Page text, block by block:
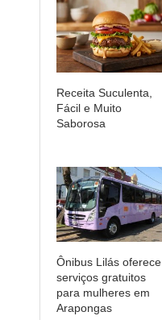
Receita Suculenta,
Fácil e Muito
Saborosa
Ônibus Lilás oferece
serviços gratuitos
para mulheres em
Arapongas